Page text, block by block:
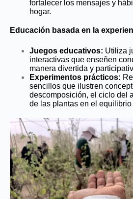
fortalecer los mensajes y
hogar.
Educación basada en la
Juegos educativos: Utiliza
interactivas que enseñen
manera divertida y
Experimentos prácticos:
sencillos que ilustren
descomposición, el ciclo del
de las plantas en el equilibrio